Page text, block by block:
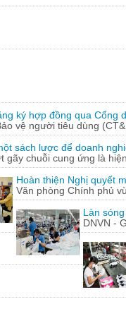
ký hợp đồng qua Cổng
vệ người tiêu dùng
sách lược để doanh
gãy chuỗi cung ứng là
Hoàn thiện Nghị quyết
Văn phòng Chính phủ
Làn
DNVN -